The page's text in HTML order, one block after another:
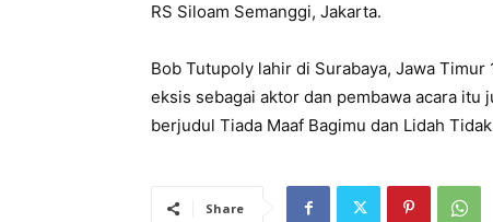
RS Siloam Semanggi, Jakarta.
Bob Tutupoly lahir di Surabaya, Jawa
eksis sebagai aktor dan pembawa acara itu
berjudul Tiada Maaf Bagimu dan Lidah
Share